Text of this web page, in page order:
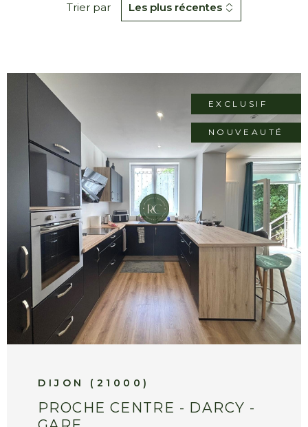
ALERTE E-
CONTACT
Trier par Les plus récentes
DIJON (21000)
PROCHE CENTRE - DARCY -
EXCLUSIF
NOUVEAUTÉ
VOIR LE BIEN